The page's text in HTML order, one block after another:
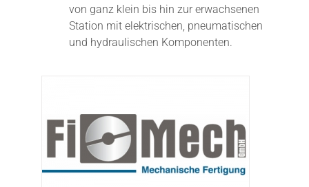
von ganz klein bis hin zur erwachsenen
Station mit elektrischen, pneumatischen
und hydraulischen Komponenten.